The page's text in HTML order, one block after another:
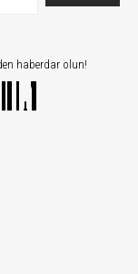
haberdar olun!